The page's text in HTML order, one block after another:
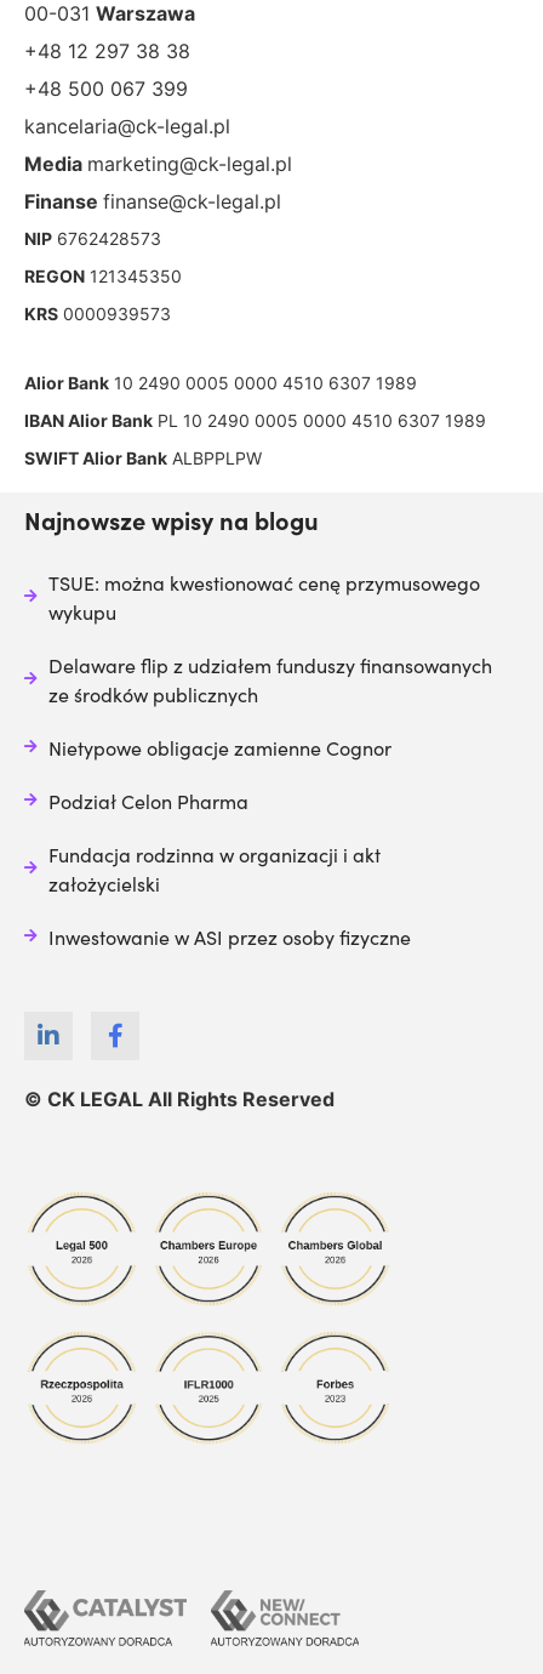
00-031 Warszawa
+48 12 297 38 38
+48 500 067 399
kancelaria@ck-legal.pl
Media marketing@ck-legal.pl
Finanse finanse@ck-legal.pl
NIP 6762428573
REGON 121345350
KRS 0000939573
Alior Bank 10 2490 0005 0000 4510 6307 1989
IBAN Alior Bank PL 10 2490 0005 0000 4510 6307 1989
SWIFT Alior Bank ALBPPLPW
© CK LEGAL All Rights Reserved
Najnowsze wpisy na blogu
TSUE: można kwestionować cenę przymusowego
wykupu
Delaware flip z udziałem funduszy finansowanych
ze środków publicznych
Nietypowe obligacje zamienne Cognor
Podział Celon Pharma
Fundacja rodzinna w organizacji i akt
założycielski
Inwestowanie w ASI przez osoby fizyczne